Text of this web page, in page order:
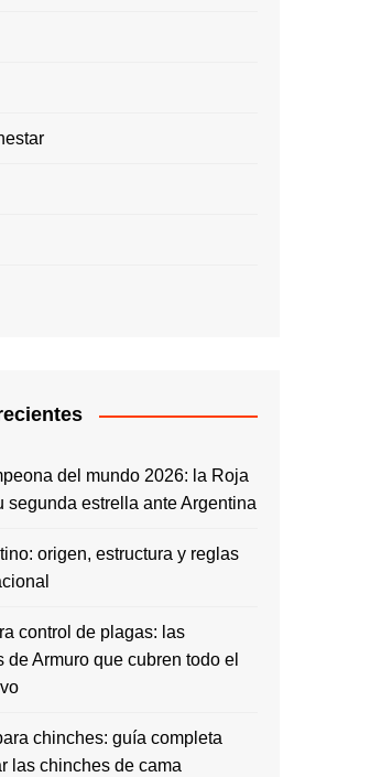
del mundo 2026: la Roja
segunda estrella ante Argentina
origen, estructura y reglas
control de plagas: las
de Armuro que cubren todo el
chinches: guía completa
las chinches de cama